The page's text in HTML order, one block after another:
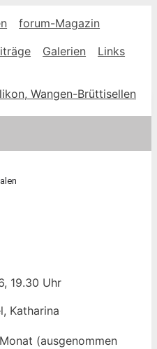
forum-Magazin
Galerien Links
19.30 Uhr
Katharina
(ausgenommen